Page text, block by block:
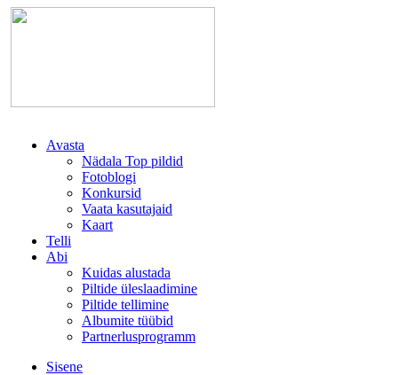
Avasta
Nädala Top pildid
Fotoblogi
Konkursid
Vaata kasutajaid
Kaart
Telli
Abi
Kuidas alustada
Piltide üleslaadimine
Piltide tellimine
Albumite tüübid
Partnerlusprogramm
Sisene